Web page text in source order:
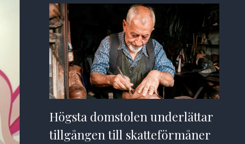
Högsta domstolen underlättar
tillgången till skatteförmåner